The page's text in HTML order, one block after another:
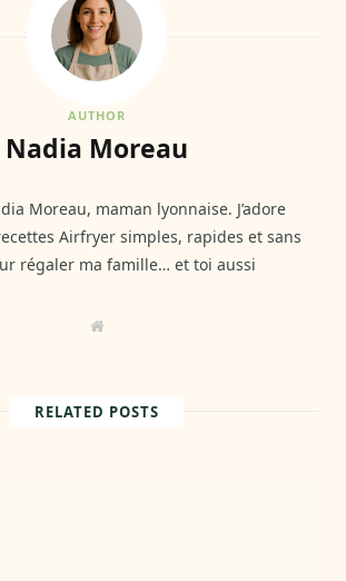
AUTHOR
Nadia Moreau
Moreau, maman lyonnaise. J’adore
Airfryer simples, rapides et sans
régaler ma famille… et toi aussi
W
RELATED POSTS